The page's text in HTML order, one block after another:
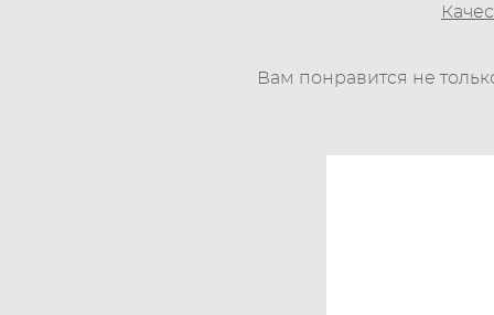
Вам понравится не